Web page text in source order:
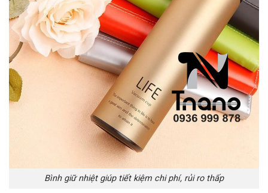
Bình giữ nhiệt giúp tiết kiệm chi phí, rủi ro thấp